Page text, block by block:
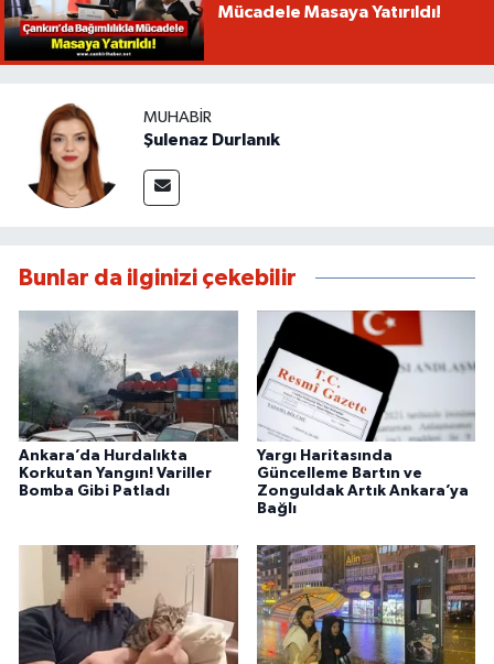
Mücadele Masaya Yatırıldı!
MUHABIR
Şulenaz Durlanık
Bunlar da ilginizi çekebilir
Ankara’da Hurdalıkta
Korkutan Yangın! Variller
Bomba Gibi Patladı
Yargı Haritasında
Güncelleme Bartın ve
Zonguldak Artık Ankara’ya
Bağlı